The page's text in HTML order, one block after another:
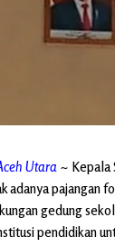
Utara ~ Kepala
adanya pajangan
gedung
pendidikan